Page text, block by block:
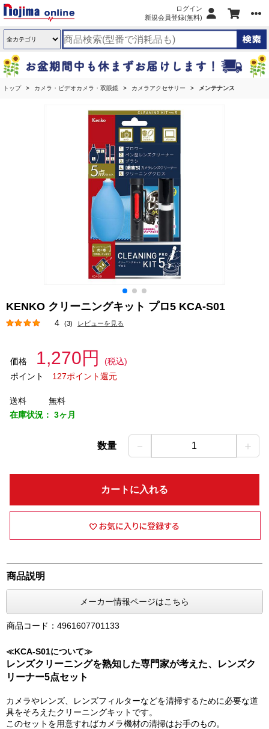
ログイン
新規会員登録(無料)
トップ カメラ・ビデオカメラ・双眼鏡 カメラアクセサリー メンテナンス
KENKO クリーニングキット プロ5 KCA-S01
4 (3) レビューを見る
価格 1,270円
(税込)
ポイント
127ポイント還元
送料
無料
在庫状況： 3ヶ月
数量 － 1 ＋
カートに入れる
商品説明
メーカー情報ページはこちら
商品コード：4961607701133
≪KCA-S01について≫
レンズクリーニングを熟知した専門家が考えた、レンズク
リーナー5点セット
カメラやレンズ、レンズフィルターなどを清掃するために必要な道
具をそろえたクリーニングキットです。
このセットを用意すればカメラ機材の清掃はお手のもの。